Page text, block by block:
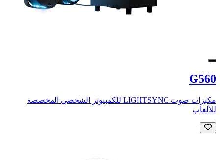
G560
مكبرات صوت LIGHTSYNC للكمبيوتر الشخصي المخصصة
للألعاب